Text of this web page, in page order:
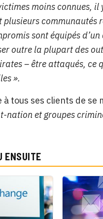
moins connues,
plusieurs communautés
sont équipés
outre la plupart des
– être attaqués, ce
».
tous ses clients de se
nation et groupes
ENSUITE